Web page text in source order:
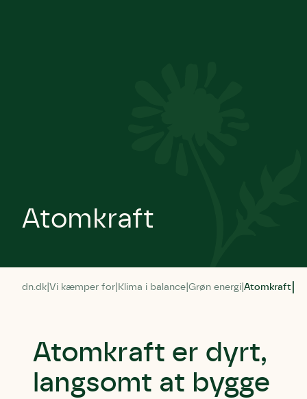
Atomkraft
dn.dk Vi kæmper for Klima i balance Grøn energi Atomkraft
Atomkraft er dyrt,
langsomt at bygge